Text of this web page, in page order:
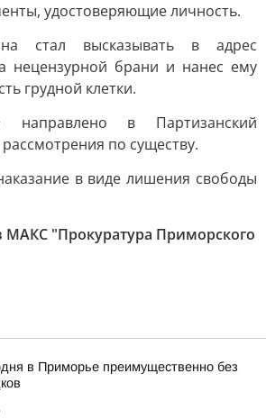
удостоверяющие личность.
стал высказывать в адрес
нецензурной брани и нанес ему
грудной клетки.
направлено в Партизанский
по существу.
в виде лишения свободы
МАКС "Прокуратура Приморского
в Приморье преимущественно без